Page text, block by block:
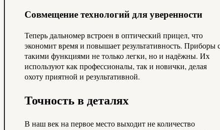
Совмещение технологий для уверенности
Теперь дальномер встроен в оптический прицел, что
экономит время и повышает результативность. Приборы
такими функциями не только легки, но и надёжны. Их
используют как профессионалы, так и новички, делая
охоту приятной и результативной.
Точность в деталях
В наш век на первое место выходит не количество